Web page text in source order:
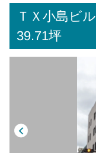
ＴＸ小島ビル
39.71坪